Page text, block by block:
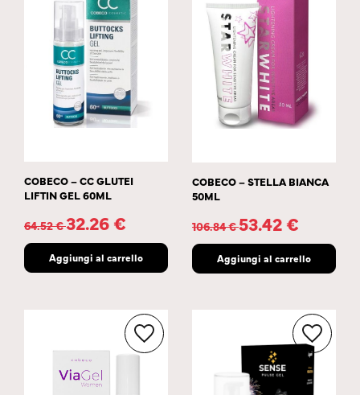
COBECO – CC GLUTEI
LIFTIN GEL 60ML
64.52€32.26€
Aggiungi al carrello
COBECO – STELLA BIANCA
50ML
106.84€53.42€
Aggiungi al carrello